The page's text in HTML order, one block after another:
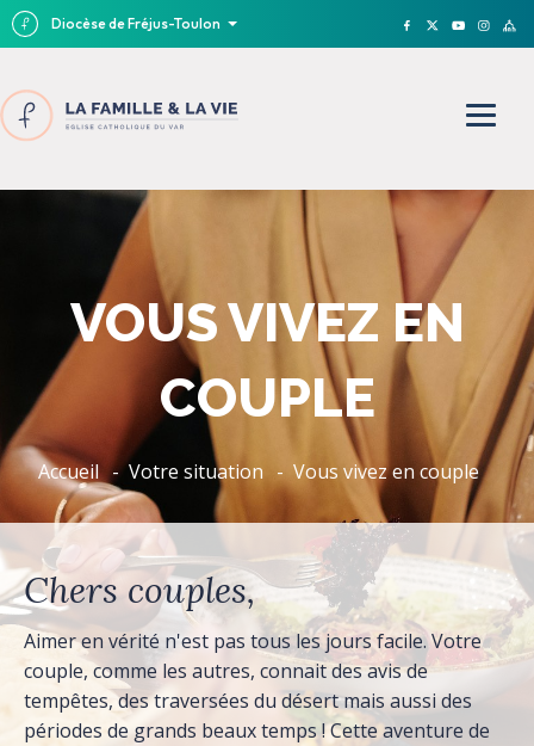
Diocèse de Fréjus-Toulon
VOUS VIVEZ EN
COUPLE
Accueil Votre situation Vous vivez en couple
Chers couples,
Aimer en vérité n'est pas tous les jours facile. Votre
couple, comme les autres, connait des avis de
tempêtes, des traversées du désert mais aussi des
périodes de grands beaux temps ! Cette aventure de